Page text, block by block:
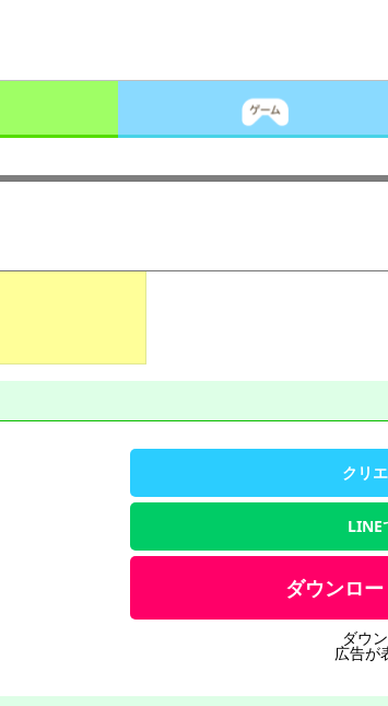
クリ
LINE
ダウンロ
ダウ
広告が